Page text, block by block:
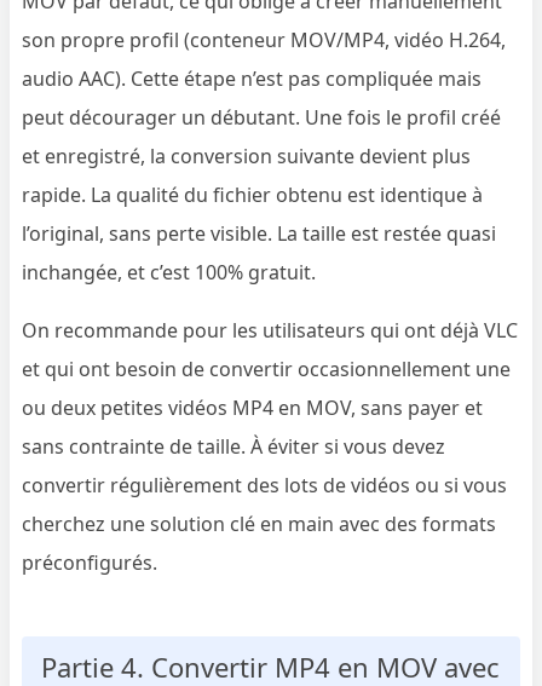
son propre profil (conteneur MOV/MP4, vidéo H.264,
audio AAC). Cette étape n’est pas compliquée mais
peut décourager un débutant. Une fois le profil créé
et enregistré, la conversion suivante devient plus
rapide. La qualité du fichier obtenu est identique à
l’original, sans perte visible. La taille est restée quasi
inchangée, et c’est 100% gratuit.
On recommande pour les utilisateurs qui ont déjà VLC
et qui ont besoin de convertir occasionnellement une
ou deux petites vidéos MP4 en MOV, sans payer et
sans contrainte de taille. À éviter si vous devez
convertir régulièrement des lots de vidéos ou si vous
cherchez une solution clé en main avec des formats
préconfigurés.
Partie 4. Convertir MP4 en MOV avec